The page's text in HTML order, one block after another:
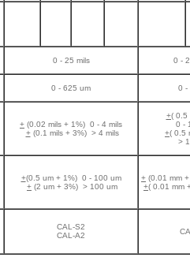
0 - 25 mils 0 -
0 - 625 um 0 -
+ (0.02 mils + 1%) 0 - 4 mils
+(0.1 mils + 3%) > 4 mils
+(0.5
0 -
+( 0.5
>
+(0.5 um + 1%) 0 - 100 um
+ (2 um + 3%) > 100 um
+ (0.01 mm
+( 0.01 mm
CAL-S2
CAL-A2